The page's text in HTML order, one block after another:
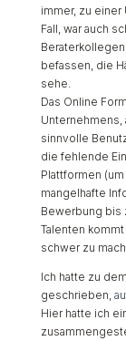
immer, zu einer
Fall, war auch
befassen, die
sehe.
Das Online
Unternehmens,
sinnvolle
die fehlende
Plattformen
mangelhafte
Bewerbung bis
Talenten
schwer zu
Ich hatte zu
geschrieben,
Hier hatte ich